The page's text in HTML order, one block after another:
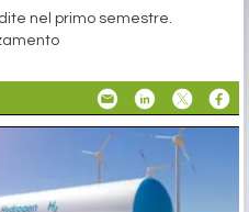
nel primo semestre.